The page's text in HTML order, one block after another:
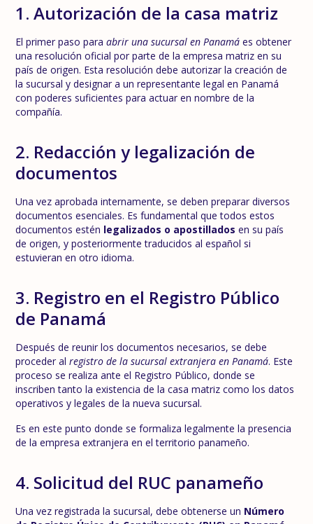
1. Autorización de la casa matriz
El primer paso paraabrir una sucursal en Panamá es obtener
una resolución oficial por parte de la empresa matriz en su
país de origen. Esta resolución debe autorizar la creación de
la sucursal y designar a un representante legal en Panamá
con poderes suficientes para actuar en nombre de la
compañía.
2. Redacción y legalización de
documentos
Una vez aprobada internamente, se deben preparar diversos
documentos esenciales. Es fundamental que todos estos
documentos estén legalizados o apostillados en su país
de origen, y posteriormente traducidos al español si
estuvieran en otro idioma.
3. Registro en el Registro Público
de Panamá
Después de reunir los documentos necesarios, se debe
proceder alregistro de la sucursal extranjera en Panamá. Este
proceso se realiza ante el Registro Público, donde se
inscriben tanto la existencia de la casa matriz como los datos
operativos y legales de la nueva sucursal.
Es en este punto donde se formaliza legalmente la presencia
de la empresa extranjera en el territorio panameño.
4. Solicitud del RUC panameño
Una vez registrada la sucursal, debe obtenerse un Número